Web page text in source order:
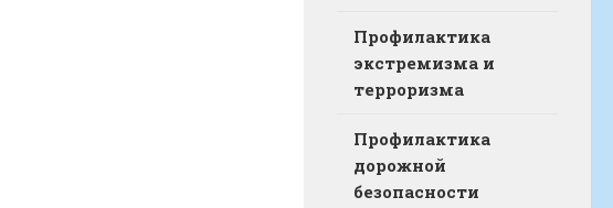
Профилактика
экстремизма и
терроризма
Профилактика
дорожной
безопасности